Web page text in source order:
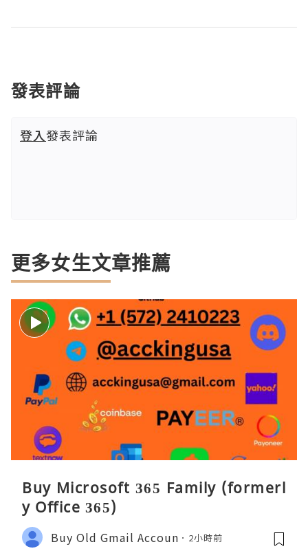
發表評論
登入發表評論
更多女生文章推薦
Buy Microsoft 365 Family (formerl
y Office 365)
Buy Old Gmail Accoun 2小時前